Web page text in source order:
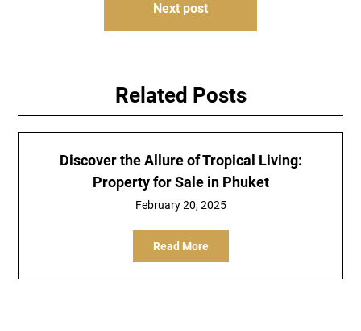
Next post
Related Posts
Discover the Allure of Tropical Living:
Property for Sale in Phuket
February 20, 2025
Read More